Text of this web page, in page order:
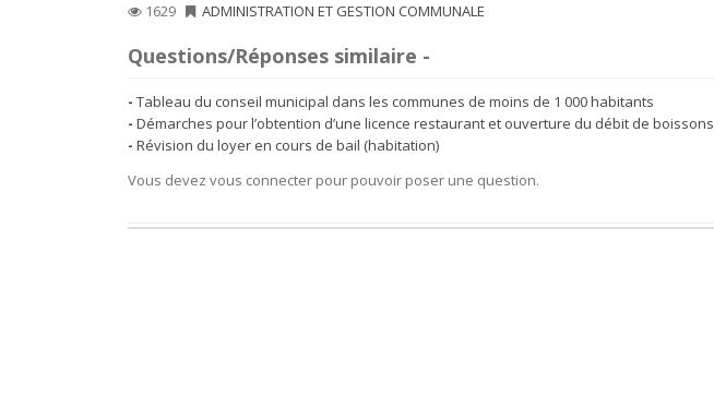
1629 ADMINISTRATION ET GESTION COMMUNALE
Questions/Réponses similaire -
Tableau du conseil municipal dans les communes de moins de 1 000 habitants
Démarches pour l’obtention d’une licence restaurant et ouverture du débit de boissons
Révision du loyer en cours de bail (habitation)
Vous devez vous connecter pour pouvoir poser une question.